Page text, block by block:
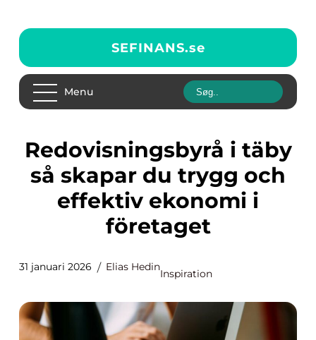
SEFINANS.se
Menu
Redovisningsbyrå i täby
så skapar du trygg och
effektiv ekonomi i
företaget
31 januari 2026 Elias Hedin
Inspiration